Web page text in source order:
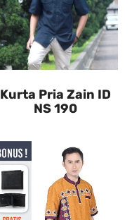
Kurta Pria Zain ID
NS 190